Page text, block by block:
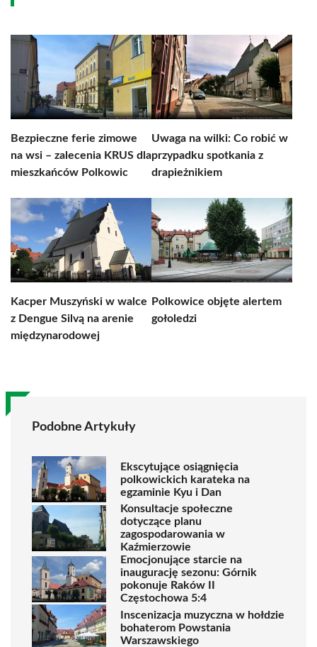
Bezpieczne ferie zimowe
na wsi – zalecenia KRUS dla
mieszkańców Polkowic
Uwaga na wilki: Co robić w
przypadku spotkania z
drapieżnikiem
Kacper Muszyński w walce
z Dengue Silvą na arenie
międzynarodowej
Polkowice objęte alertem
gołoledzi
Podobne Artykuły
Ekscytujące osiągnięcia
polkowickich karateka na
egzaminie Kyu i Dan
Konsultacje społeczne
dotyczące planu
zagospodarowania w
Kaźmierzowie
Emocjonujące starcie na
inaugurację sezonu: Górnik
pokonuje Raków II
Częstochowa 5:4
Inscenizacja muzyczna w hołdzie
bohaterom Powstania
Warszawskiego